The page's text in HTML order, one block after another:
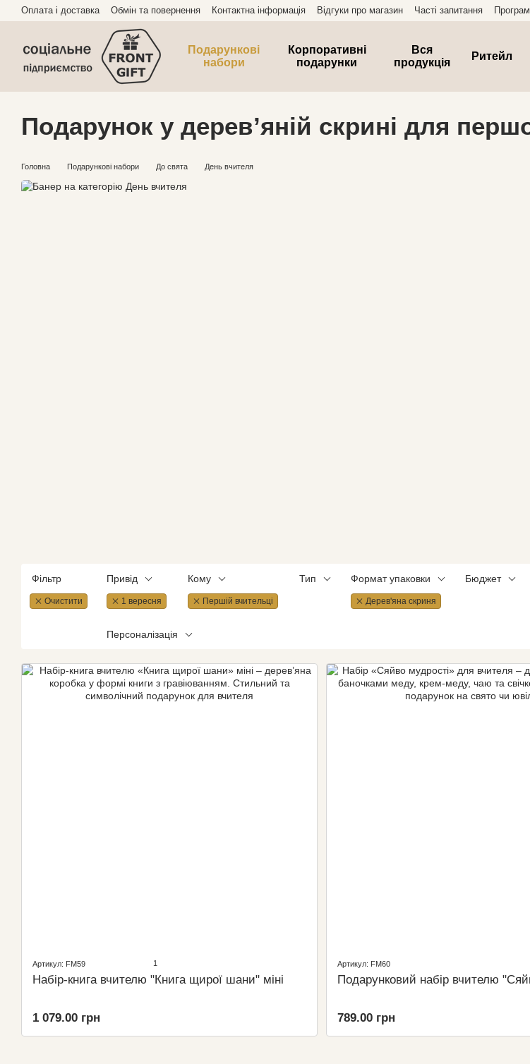
Перейти до основного контенту
Оплата і доставка Обмін та повернення Контактна інформація Відгуки про магазин Часті запитання
Подарункові
набори
Корпоративні
подарунки
Вся
продукція
Ритейл
Подарунок у дерев’яній скрині для
Головна Подарункові набори До свята День вчителя
Фільтр
Очистити
Привід
1 вересня
Кому
Першій вчительці
Тип Формат упаковки
Дерев'яна скриня
Бюджет
Персоналізація
Артикул: FM59 1
Набір-книга вчителю "Книга щирої шани" міні
1 079.00 грн
Артикул: FM60
Подарунковий набір вчителю
789.00 грн